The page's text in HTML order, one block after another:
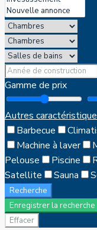
Gamme de prix
Autres
Barbecue
Machine à laver
Pelouse
Piscine
Satellite
Sauna
Recherche
Enregistrer la recherche
Effacer